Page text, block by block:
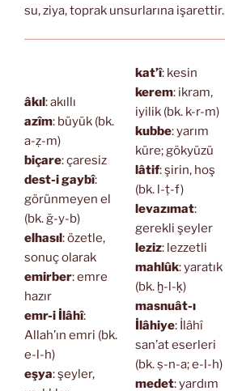
su, ziya, toprak unsurlarına işarettir.
âkıl : akıllı
azîm: büyük (bk.
a-ẓ-m)
biçare: çaresiz
dest-i gaybî:
görünmeyen el
(bk. ğ-y-b)
elhasıl : özetle,
sonuç olarak
emirber: emre
hazır
emr-i İlâhî:
Allah’ın emri (bk.
e-l-h)
eşya: şeyler,
kat’î: kesin
kerem: ikram,
iyilik (bk. k-r-m)
kubbe: yarım
küre; gökyüzü
lâtif: şirin, hoş
(bk. l-ṭ-f)
levazımat:
gerekli şeyler
leziz: lezzetli
mahlûk: yaratık
(bk. ḫ-l-ḳ)
masnuât-ı
İlâhiye: İlâhî
san’at eserleri
(bk. ṣ-n-a; e-l-h)
medet: yardım